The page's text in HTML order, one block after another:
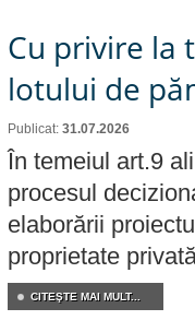
Cu privire la
lotului de
Publicat: 31.07.2026
În temeiul art.9
procesul
elaborării
proprietate
CITEŞTE MAI MULT...